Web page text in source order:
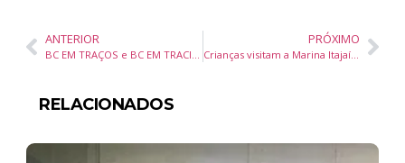
ANTERIOR
BC EM TRAÇOS e BC EM TRACINHOS anunciam finalistas e premiações em concursos de arte de Balneário Camboriú
PRÓXIMO
Crianças visitam a Marina Itajaí e aprendem sobre a preservação dos oceanos
RELACIONADOS